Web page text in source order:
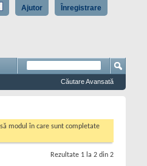
Înregistrare
Ajutor
Căutare Avansată
modul în care sunt completate
Rezultate 1 la 2 din 2